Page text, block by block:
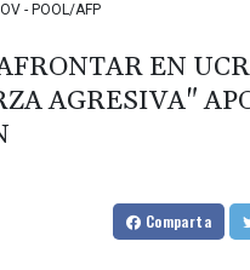
CLP
CNY 7.801146
CUC 1.156136
CUP 30.637594
- POOL/AFP
EN
AGRESIVA"
Comparta